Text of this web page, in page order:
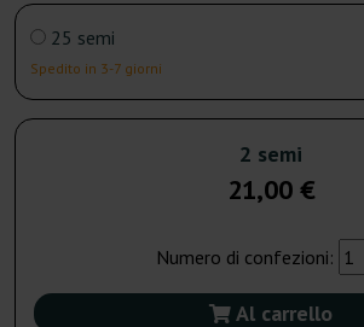
25 semi
Spedito in 3-7 giorni
2 semi
21,00 €
Numero di confezioni:
Al carrello